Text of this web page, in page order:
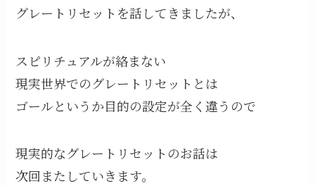
グレートリセットを話してきましたが、
スピリチュアルが絡まない
現実世界でのグレートリセットとは
ゴールというか目的の設定が全く違うので
現実的なグレートリセットのお話は
次回またしていきます。